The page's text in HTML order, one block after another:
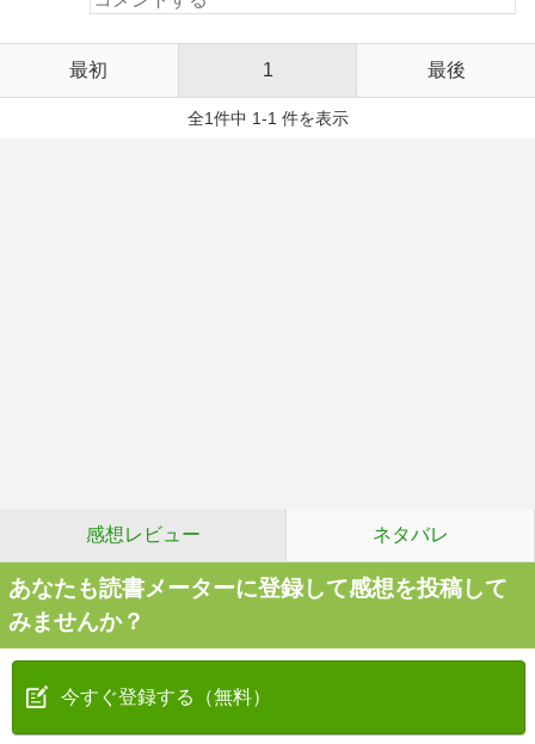
最初 1 最後
全1件中 1-1 件を表示
感想レビュー ネタバレ
あなたも読書メーターに登録して感想を投稿して
みませんか？
今すぐ登録する（無料）